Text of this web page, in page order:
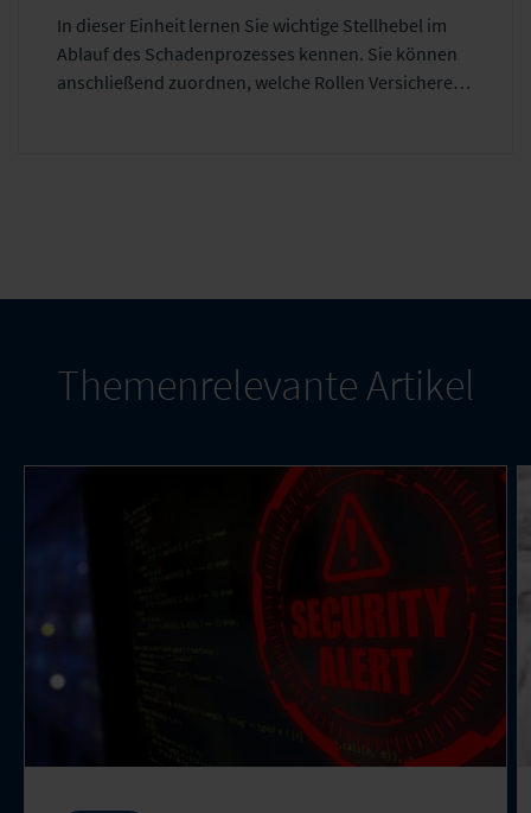
In dieser Einheit lernen Sie wichtige Stellhebel im
Ablauf des Schadenprozesses kennen. Sie können
anschließend zuordnen, welche Rollen Versicherer,
Themenrelevante Artikel